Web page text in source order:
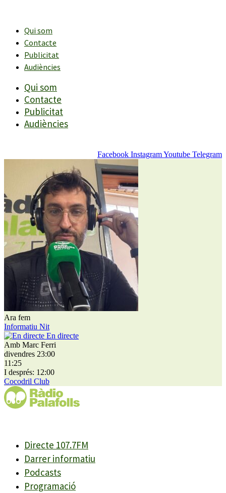
contingutQui som
Contacte
Publicitat
Audiències
Qui som
Contacte
Publicitat
Audiències
Facebook InstagramYoutube Telegram
Ara fem
Informatiu Nit
En directe
Amb Marc Ferri
divendres 23:00
11:25
I després: 12:00
Cocodril Club
Directe 107.7FM
Darrer informatiu
Podcasts
Programació